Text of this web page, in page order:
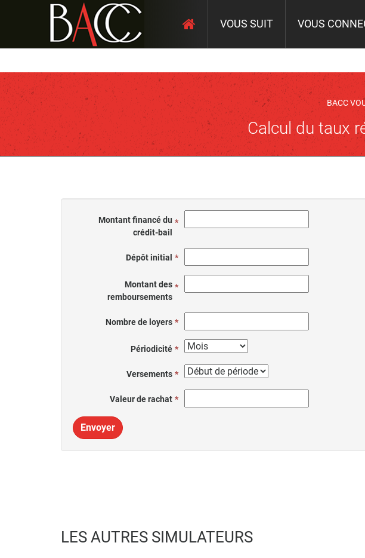
VOUS SUIT VOUS
BACC
Calcul du taux
Montant financé du
crédit-bail
Dépôt initial
Montant des
remboursements
Nombre de loyers
Périodicité
Versements
Valeur de rachat
Envoyer
LES AUTRES SIMULATEURS